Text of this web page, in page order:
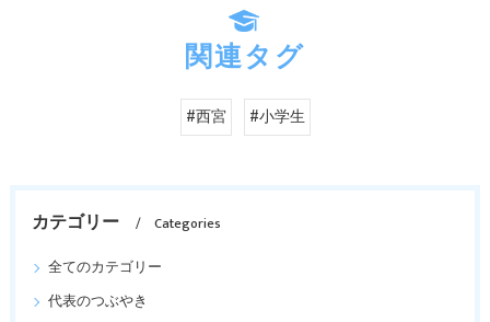
関連タグ
#西宮 #小学生
カテゴリー
Categories
全てのカテゴリー
代表のつぶやき